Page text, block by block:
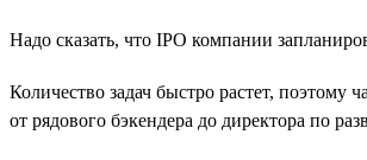
Надо сказать, что IPO компании
Количество задач быстро растет,
от рядового бэкендера до директора по